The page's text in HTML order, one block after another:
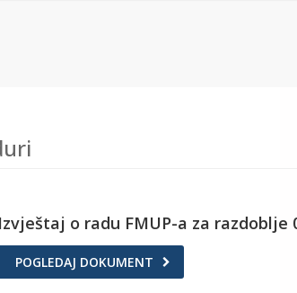
Izvještaj o radu FMUP-a za razdoblje
POGLEDAJ DOKUMENT